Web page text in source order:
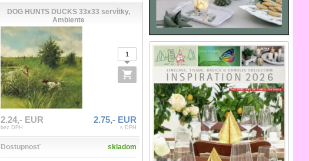
DOG HUNTS DUCKS 33x33 servítky,
Ambiente
2.24,- EUR
bez DPH
2.75,- EUR
s DPH
Dostupnosť skladom